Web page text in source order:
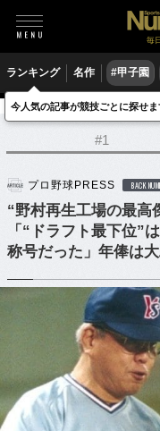
毎
ランキング 名作 #甲子園
野球 プロ野球 ドラフト会
#1
プロ野球PRESS BACK
“野村再生工場の最高
「“ドラフト最下位”
称号だった」年俸は
今人気の記事が競技ごとに探せま